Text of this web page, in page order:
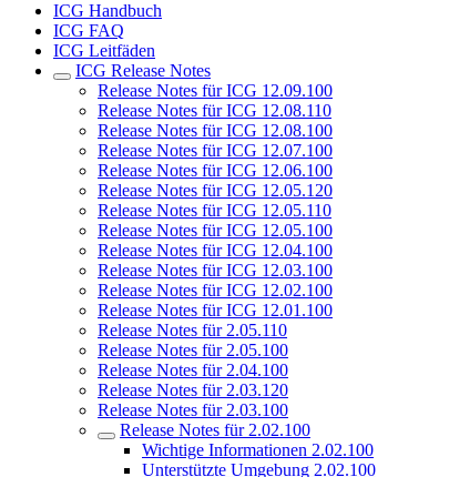
ICG Handbuch
ICG FAQ
ICG Leitfäden
ICG Release Notes
Release Notes für ICG 12.09.100
Release Notes für ICG 12.08.110
Release Notes für ICG 12.08.100
Release Notes für ICG 12.07.100
Release Notes für ICG 12.06.100
Release Notes für ICG 12.05.120
Release Notes für ICG 12.05.110
Release Notes für ICG 12.05.100
Release Notes für ICG 12.04.100
Release Notes für ICG 12.03.100
Release Notes für ICG 12.02.100
Release Notes für ICG 12.01.100
Release Notes für 2.05.110
Release Notes für 2.05.100
Release Notes für 2.04.100
Release Notes für 2.03.120
Release Notes für 2.03.100
Release Notes für 2.02.100
Wichtige Informationen 2.02.100
Unterstützte Umgebung 2.02.100